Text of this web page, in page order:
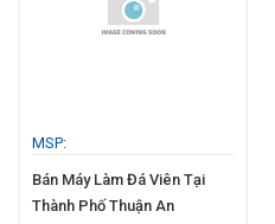
MSP:
Bán Máy Làm Đá Viên Tại
Thành Phố Thuận An